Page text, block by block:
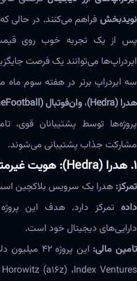
نویدبخش
ایردراپ‌ها می‌توانند یک فرصت
سه ایردراپ برتر در هفته سوم
هدرا (Hedra)
،وان‌فوتبال (OneFootball)
پروژه‌ها توسط پشتیبانان قوی،
مشارکت جذاب پشتیبانی می‌شوند.
۱. هدرا (Hedra): هویت غیرمتمرکز و حاکمیت داده
تمرکز: هدرا یک سرویس بلاکچین
داده تمرکز دارد. هدف این پروژه
دارایی‌های دیجیتال خود است.
تامین مالی: